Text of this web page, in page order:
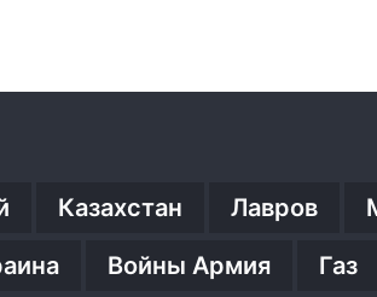
Казахстан Лавров
Войны Армия Газ